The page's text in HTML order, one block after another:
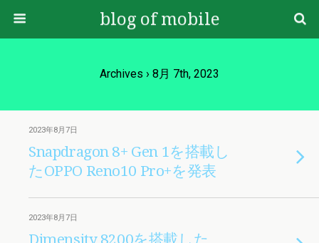
blog of mobile
Archives › 8月 7th, 2023
2023年8月7日
Snapdragon 8+ Gen 1を搭載し
たOPPO Reno10 Pro+を発表
2023年8月7日
Dimensity 8200を搭載した